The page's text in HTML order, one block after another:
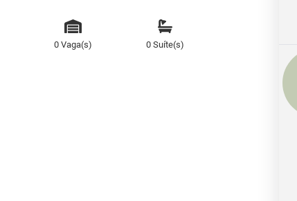
0 Vaga(s) 0 Suíte(s)